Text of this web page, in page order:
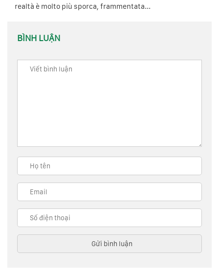
realtà è molto più sporca, frammentata...
BÌNH LUẬN